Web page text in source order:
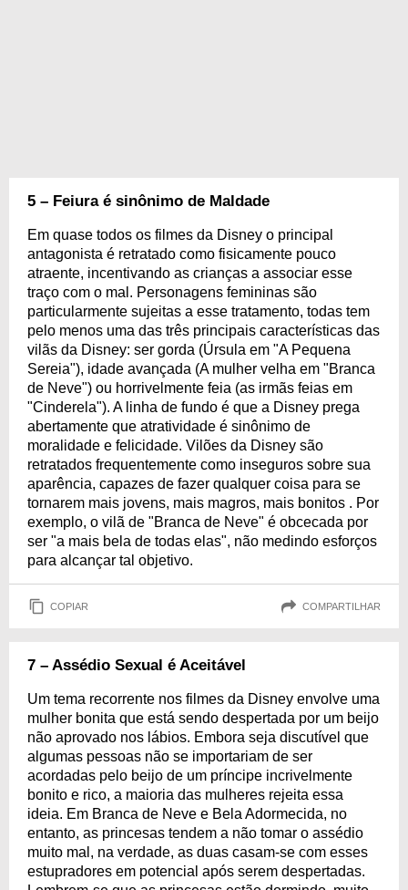
5 – Feiura é sinônimo de Maldade
Em quase todos os filmes da Disney o principal
antagonista é retratado como fisicamente pouco
atraente, incentivando as crianças a associar esse
traço com o mal. Personagens femininas são
particularmente sujeitas a esse tratamento, todas tem
pelo menos uma das três principais características das
vilãs da Disney: ser gorda (Úrsula em "A Pequena
Sereia"), idade avançada (A mulher velha em "Branca
de Neve") ou horrivelmente feia (as irmãs feias em
"Cinderela"). A linha de fundo é que a Disney prega
abertamente que atratividade é sinônimo de
moralidade e felicidade. Vilões da Disney são
retratados frequentemente como inseguros sobre sua
aparência, capazes de fazer qualquer coisa para se
tornarem mais jovens, mais magros, mais bonitos . Por
exemplo, o vilã de "Branca de Neve" é obcecada por
ser "a mais bela de todas elas", não medindo esforços
para alcançar tal objetivo.
COPIAR COMPARTILHAR
7 – Assédio Sexual é Aceitável
Um tema recorrente nos filmes da Disney envolve uma
mulher bonita que está sendo despertada por um beijo
não aprovado nos lábios. Embora seja discutível que
algumas pessoas não se importariam de ser
acordadas pelo beijo de um príncipe incrivelmente
bonito e rico, a maioria das mulheres rejeita essa
ideia. Em Branca de Neve e Bela Adormecida, no
entanto, as princesas tendem a não tomar o assédio
muito mal, na verdade, as duas casam-se com esses
estupradores em potencial após serem despertadas.